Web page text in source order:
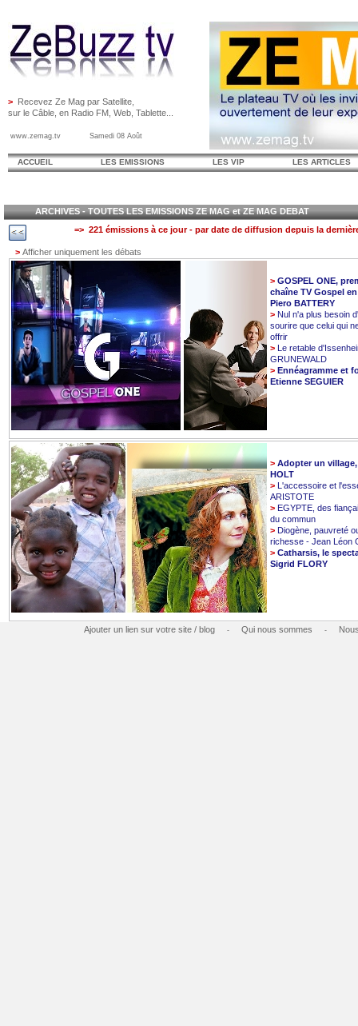
> Recevez Ze Mag par Satellite,
sur le Câble, en Radio FM, Web, Tablette...
www.zemag.tv Samedi 08 Août
ACCUEIL LES EMISSIONS LES VIP LES ARTICLES
ARCHIVES - TOUTES LES EMISSIONS ZE MAG et ZE MAG DEBAT
=> 221 émissions à ce jour - par date de diffusion depuis la
> Afficher uniquement les débats
> GOSPEL ONE,
chaîne TV Gospel
Piero BATTERY
> Nul n'a plus besoin
sourire que celui qui
offrir
> Le retable
GRUNEWALD
> Ennéagramme et
Etienne SEGUIER
> Adopter un
HOLT
> L'accessoire et
ARISTOTE
> EGYPTE, des
du commun
> Diogène, pauvreté
richesse - Jean Léon
> Catharsis, le
Sigrid FLORY
Ajouter un lien sur votre site / blog - Qui nous sommes -